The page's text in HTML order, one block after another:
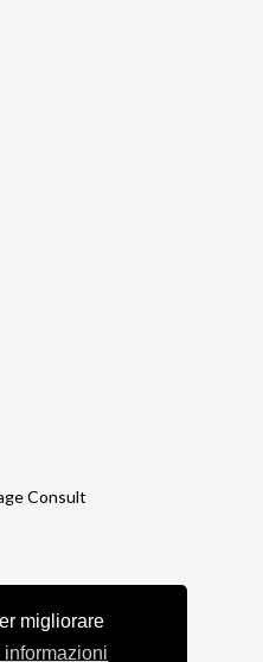
migliorare
informazioni
Consult
Brianza